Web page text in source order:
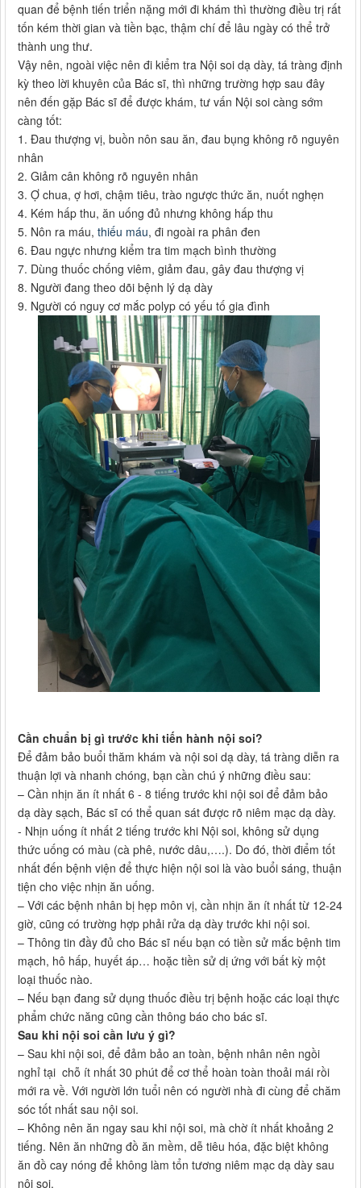
quan để bệnh tiến triển nặng mới đi khám thì thường điều trị rất
tốn kém thời gian và tiền bạc, thậm chí để lâu ngày có thể trở
thành ung thư.
Vậy nên, ngoài việc nên đi kiểm tra Nội soi dạ dày, tá tràng định
kỳ theo lời khuyên của Bác sĩ, thì những trường hợp sau đây
nên đến gặp Bác sĩ để được khám, tư vấn Nội soi càng sớm
càng tốt:
1. Đau thượng vị, buồn nôn sau ăn, đau bụng không rõ nguyên
nhân
2. Giảm cân không rõ nguyên nhân
3. Ợ chua, ợ hơi, chậm tiêu, trào ngược thức ăn, nuốt nghẹn
4. Kém hấp thu, ăn uống đủ nhưng không hấp thu
5. Nôn ra máu, thiếu máu, đi ngoài ra phân đen
6. Đau ngực nhưng kiểm tra tim mạch bình thường
7. Dùng thuốc chống viêm, giảm đau, gây đau thượng vị
8. Người đang theo dõi bệnh lý dạ dày
9. Người có nguy cơ mắc polyp có yếu tố gia đình
Cần chuẩn bị gì trước khi tiến hành nội soi?
Để đảm bảo buổi thăm khám và nội soi dạ dày, tá tràng diễn ra
thuận lợi và nhanh chóng, bạn cần chú ý những điều sau:
– Cần nhịn ăn ít nhất 6 - 8 tiếng trước khi nội soi để đảm bảo
dạ dày sạch, Bác sĩ có thể quan sát được rõ niêm mạc dạ dày.
- Nhịn uống ít nhất 2 tiếng trước khi Nội soi, không sử dụng
thức uống có màu (cà phê, nước dâu,….). Do đó, thời điểm tốt
nhất đến bệnh viện để thực hiện nội soi là vào buổi sáng, thuận
tiện cho việc nhịn ăn uống.
– Với các bệnh nhân bị hẹp môn vị, cần nhịn ăn ít nhất từ 12-24
giờ, cũng có trường hợp phải rửa dạ dày trước khi nội soi.
– Thông tin đầy đủ cho Bác sĩ nếu bạn có tiền sử mắc bệnh tim
mạch, hô hấp, huyết áp… hoặc tiền sử dị ứng với bất kỳ một
loại thuốc nào.
– Nếu bạn đang sử dụng thuốc điều trị bệnh hoặc các loại thực
phẩm chức năng cũng cần thông báo cho bác sĩ.
Sau khi nội soi cần lưu ý gì?
– Sau khi nội soi, để đảm bảo an toàn, bệnh nhân nên ngồi
nghỉ tại chỗ ít nhất 30 phút để cơ thể hoàn toàn thoải mái rồi
mới ra về. Với người lớn tuổi nên có người nhà đi cùng để chăm
sóc tốt nhất sau nội soi.
– Không nên ăn ngay sau khi nội soi, mà chờ ít nhất khoảng 2
tiếng. Nên ăn những đồ ăn mềm, dễ tiêu hóa, đặc biệt không
ăn đồ cay nóng để không làm tổn tương niêm mạc dạ dày sau
nội soi.